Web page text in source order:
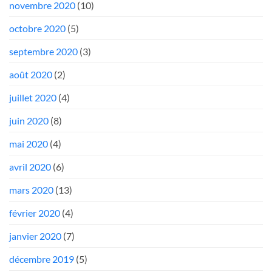
novembre 2020 (10)
octobre 2020 (5)
septembre 2020 (3)
août 2020 (2)
juillet 2020 (4)
juin 2020 (8)
mai 2020 (4)
avril 2020 (6)
mars 2020 (13)
février 2020 (4)
janvier 2020 (7)
décembre 2019 (5)